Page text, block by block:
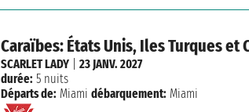
Caraïbes: États Unis, Iles Turques et
SCARLET LADY |23 JANV. 2027
durée: 5 nuits
Départs de: Miami débarquement: Miami